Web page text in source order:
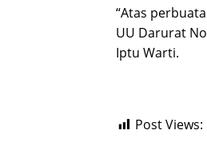
“Atas
UU Darurat
Iptu Warti.
Post Views: